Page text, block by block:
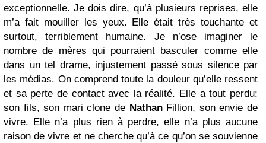
exceptionnelle. Je dois dire, qu’à plusieurs reprises, elle
m’a fait mouiller les yeux. Elle était très touchante et
surtout, terriblement humaine. Je n’ose imaginer le
nombre de mères qui pourraient basculer comme elle
dans un tel drame, injustement passé sous silence par
les médias. On comprend toute la douleur qu’elle ressent
et sa perte de contact avec la réalité. Elle a tout perdu:
son fils, son mari clone de NathanFillion, son envie de
vivre. Elle n’a plus rien à perdre, elle n’a plus aucune
raison de vivre et ne cherche qu’à ce qu’on se souvienne